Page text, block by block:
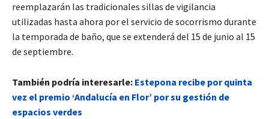
reemplazarán las tradicionales sillas de vigilancia
utilizadas hasta ahora por el servicio de socorrismo durante
la temporada de baño, que se extenderá del 15 de junio al 15
de septiembre.
También podría interesarle: Estepona recibe por quinta
vez el premio ‘Andalucía en Flor’ por su gestión de
espacios verdes